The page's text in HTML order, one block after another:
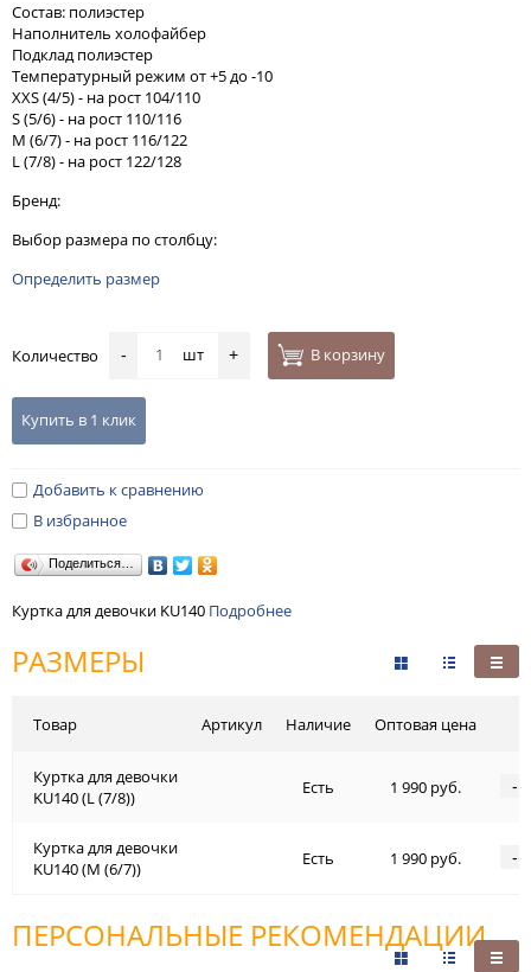
Состав: полиэстер
Наполнитель холофайбер
Подклад полиэстер
Температурный режим от +5 до -10
XXS (4/5) - на рост 104/110
S (5/6) - на рост 110/116
M (6/7) - на рост 116/122
L (7/8) - на рост 122/128
Бренд:
Выбор размера по столбцу:
Определить размер
Количество - шт + В корзину
Купить в 1 клик
Добавить к сравнению
В избранное
Поделиться…
Куртка для девочки KU140 Подробнее
РАЗМЕРЫ
Товар
Куртка для девочки
KU140 (L (7/8))
Куртка для девочки
KU140 (M (6/7))
Артикул Наличие Оптовая цена
Есть 1 990 руб. -
Есть 1 990 руб. -
ПЕРСОНАЛЬНЫЕ РЕКОМЕНДАЦИИ